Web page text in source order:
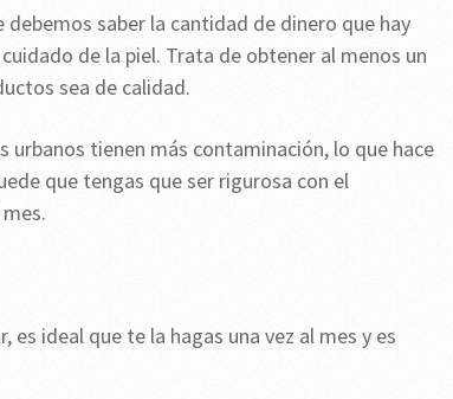
saber la cantidad de dinero que hay
de la piel. Trata de obtener al menos un
sea de calidad.
urbanos tienen más contaminación, lo que hace
que tengas que ser rigurosa con el
es ideal que te la hagas una vez al mes y es